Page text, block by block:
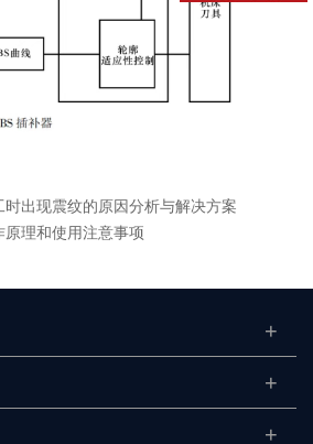
时出现震纹的原因分析与解决方案
原理和使用注意事项